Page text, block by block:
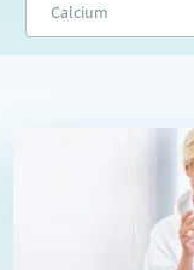
Calcium